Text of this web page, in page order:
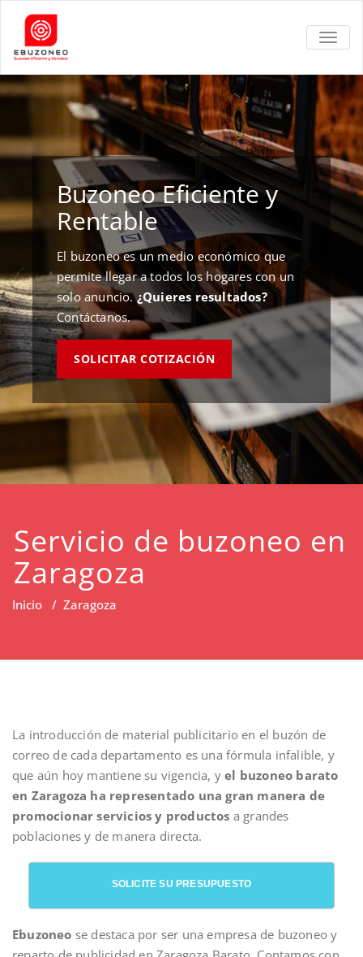
Buzoneo Eficiente y
Rentable
El buzoneo es un medio económico que
permite llegar a todos los hogares con un
solo anuncio.¿Quieres resultados?
Contáctanos.
SOLICITAR COTIZACIÓN
Servicio de buzoneo en
Zaragoza
Inicio / Zaragoza
La introducción de material publicitario en el buzón de
correo de cada departamento es una fórmula infalible, y
que aún hoy mantiene su vigencia, yel buzoneo barato
en Zaragoza ha representado una gran manera de
promocionar servicios y productos a grandes
poblaciones y de manera directa.
SOLICITE SU PRESUPUESTO
Ebuzoneo se destaca por ser una empresa de buzoneo y